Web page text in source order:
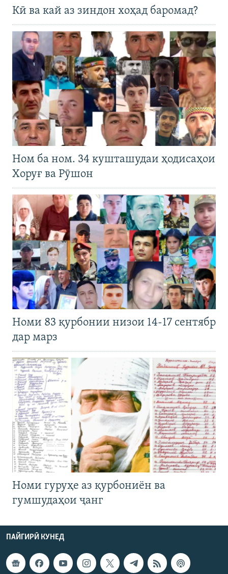
Кӣ ва кай аз зиндон хоҳад баромад?
Ном ба ном. 34 кушташудаи ҳодисаҳои
Хоруғ ва Рӯшон
Номи 83 қурбонии низои 14-17 сентябр
дар марз
Номи гуруҳе аз қурбониён ва
гумшудаҳои ҷанг
ПАЙГИРӢ КУНЕД